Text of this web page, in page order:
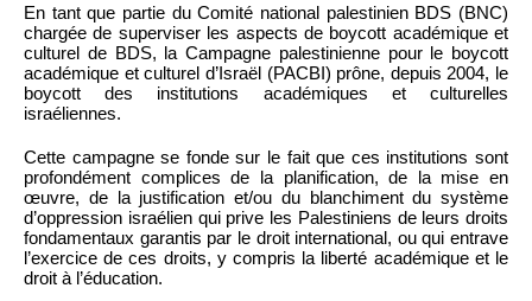
En tant que partie du Comité national palestinien BDS (BNC)
chargée de superviser les aspects de boycott académique et
culturel de BDS, la Campagne palestinienne pour le boycott
académique et culturel d’Israël (PACBI) prône, depuis 2004, le
boycott des institutions académiques et culturelles
israéliennes.
Cette campagne se fonde sur le fait que ces institutions sont
profondément complices de la planification, de la mise en
œuvre, de la justification et/ou du blanchiment du système
d’oppression israélien qui prive les Palestiniens de leurs droits
fondamentaux garantis par le droit international, ou qui entrave
l’exercice de ces droits, y compris la liberté académique et le
droit à l’éducation.